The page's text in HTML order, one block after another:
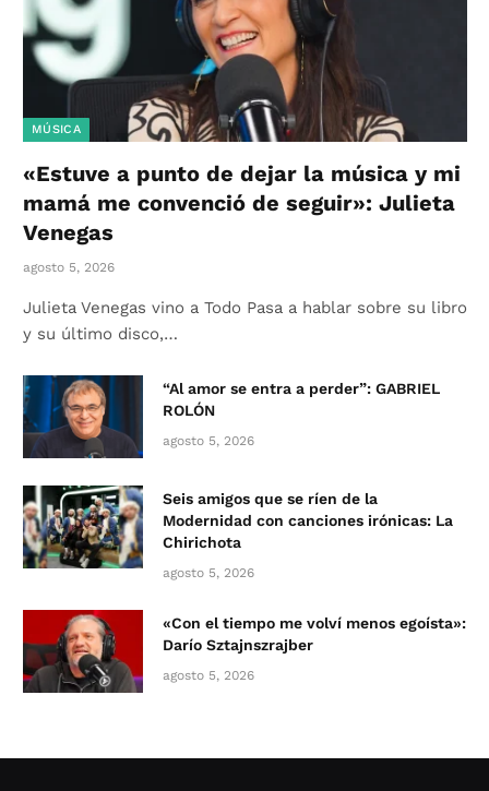
MÚSICA
«Estuve a punto de dejar la música y mi
mamá me convenció de seguir»: Julieta
Venegas
agosto 5, 2026
Julieta Venegas vino a Todo Pasa a hablar sobre su libro
y su último disco,…
“Al amor se entra a perder”: GABRIEL
ROLÓN
agosto 5, 2026
Seis amigos que se ríen de la
Modernidad con canciones irónicas: La
Chirichota
agosto 5, 2026
«Con el tiempo me volví menos egoísta»:
Darío Sztajnszrajber
agosto 5, 2026